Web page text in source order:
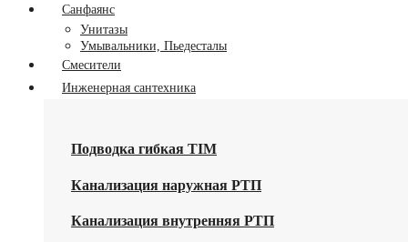
Санфаянс
Унитазы
Умывальники, Пьедесталы
Смесители
Инженерная сантехника
Подводка гибкая TIM
Канализация наружная РТП
Канализация внутренняя РТП